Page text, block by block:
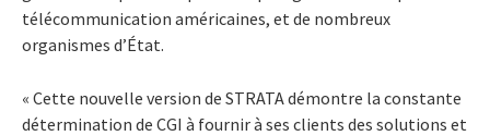
télécommunication américaines, et de nombreux
organismes d’État.
« Cette nouvelle version de STRATA démontre la constante
détermination de CGI à fournir à ses clients des solutions et